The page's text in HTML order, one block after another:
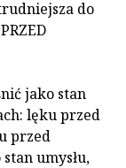
do
jako stan
lęku przed
przed
umysłu,